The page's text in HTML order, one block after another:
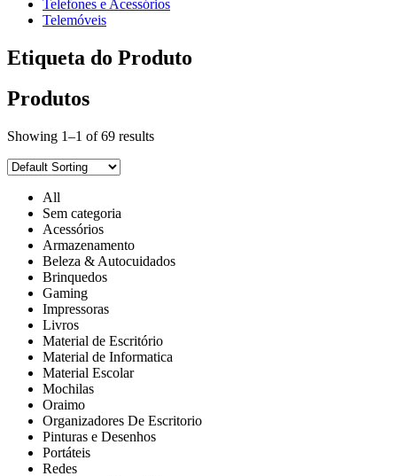
Telefones e Acessórios
Telemóveis
Etiqueta do Produto
Produtos
Showing 1–1 of 69 results
All
Sem categoria
Acessórios
Armazenamento
Beleza & Autocuidados
Brinquedos
Gaming
Impressoras
Livros
Material de Escritório
Material de Informatica
Material Escolar
Mochilas
Oraimo
Organizadores De Escritorio
Pinturas e Desenhos
Portáteis
Redes